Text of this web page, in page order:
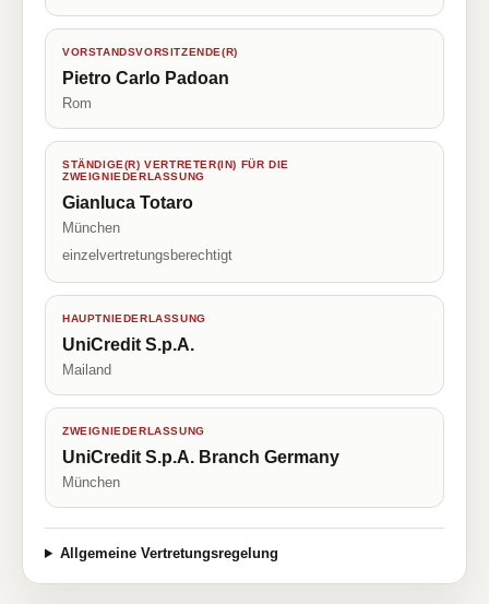
VORSTANDSVORSITZENDE(R)
Pietro Carlo Padoan
Rom
STÄNDIGE(R) VERTRETER(IN) FÜR DIE
ZWEIGNIEDERLASSUNG
Gianluca Totaro
München
einzelvertretungsberechtigt
HAUPTNIEDERLASSUNG
UniCredit S.p.A.
Mailand
ZWEIGNIEDERLASSUNG
UniCredit S.p.A. Branch Germany
München
Allgemeine Vertretungsregelung